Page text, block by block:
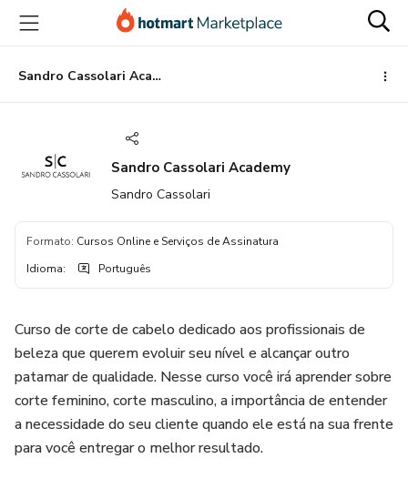
para
conteúdo
principal
para
pagamento
para
rodapé
Sandro Cassolari Academy
Sandro Cassolari Academy
Sandro Cassolari
Formato: Cursos Online e Serviços de Assinatura
Idioma: Português
Curso de corte de cabelo dedicado aos profissionais de
beleza que querem evoluir seu nível e alcançar outro
patamar de qualidade. Nesse curso você irá aprender sobre
corte feminino, corte masculino, a importância de entender
a necessidade do seu cliente quando ele está na sua frente
para você entregar o melhor resultado.